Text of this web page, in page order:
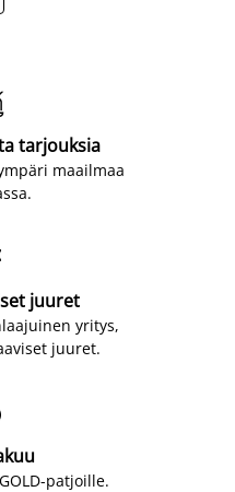
tarjouksia
maailmaa
juuret
yritys,
juuret.
patjoille.